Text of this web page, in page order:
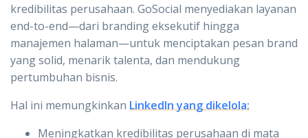
kredibilitas perusahaan. GoSocial menyediakan layanan
end-to-end—dari branding eksekutif hingga
manajemen halaman—untuk menciptakan pesan brand
yang solid, menarik talenta, dan mendukung
pertumbuhan bisnis.
Hal ini memungkinkan LinkedIn yang dikelola:
Meningkatkan kredibilitas perusahaan di mata